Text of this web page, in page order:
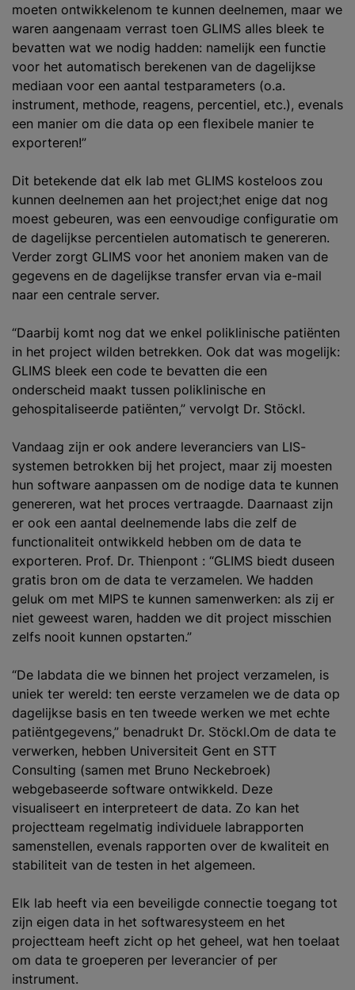
moeten ontwikkelenom te kunnen deelnemen, maar we
waren aangenaam verrast toen GLIMS alles bleek te
bevatten wat we nodig hadden: namelijk een functie
voor het automatisch berekenen van de dagelijkse
mediaan voor een aantal testparameters (o.a.
instrument, methode, reagens, percentiel, etc.), evenals
een manier om die data op een flexibele manier te
exporteren!”
Dit betekende dat elk lab met GLIMS kosteloos zou
kunnen deelnemen aan het project;het enige dat nog
moest gebeuren, was een eenvoudige configuratie om
de dagelijkse percentielen automatisch te genereren.
Verder zorgt GLIMS voor het anoniem maken van de
gegevens en de dagelijkse transfer ervan via e-mail
naar een centrale server.
“Daarbij komt nog dat we enkel poliklinische patiënten
in het project wilden betrekken. Ook dat was mogelijk:
GLIMS bleek een code te bevatten die een
onderscheid maakt tussen poliklinische en
gehospitaliseerde patiënten,” vervolgt Dr. Stöckl.
Vandaag zijn er ook andere leveranciers van LIS-
systemen betrokken bij het project, maar zij moesten
hun software aanpassen om de nodige data te kunnen
genereren, wat het proces vertraagde. Daarnaast zijn
er ook een aantal deelnemende labs die zelf de
functionaliteit ontwikkeld hebben om de data te
exporteren. Prof. Dr. Thienpont : “GLIMS biedt duseen
gratis bron om de data te verzamelen. We hadden
geluk om met MIPS te kunnen samenwerken: als zij er
niet geweest waren, hadden we dit project misschien
zelfs nooit kunnen opstarten.”
“De labdata die we binnen het project verzamelen, is
uniek ter wereld: ten eerste verzamelen we de data op
dagelijkse basis en ten tweede werken we met echte
patiëntgegevens,” benadrukt Dr. Stöckl.Om de data te
verwerken, hebben Universiteit Gent en STT
Consulting (samen met Bruno Neckebroek)
webgebaseerde software ontwikkeld. Deze
visualiseert en interpreteert de data. Zo kan het
projectteam regelmatig individuele labrapporten
samenstellen, evenals rapporten over de kwaliteit en
stabiliteit van de testen in het algemeen.
Elk lab heeft via een beveiligde connectie toegang tot
zijn eigen data in het softwaresysteem en het
projectteam heeft zicht op het geheel, wat hen toelaat
om data te groeperen per leverancier of per
instrument.